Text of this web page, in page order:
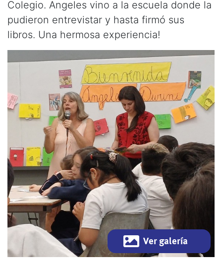
Colegio. Angeles vino a la escuela donde la
pudieron entrevistar y hasta firmó sus
libros. Una hermosa experiencia!
Ver galería